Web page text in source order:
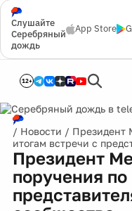
Слушайте
Серебряный
дождь
App Store
12+
/ Новости / Президент
итогам встречи с
Президент
поручения по